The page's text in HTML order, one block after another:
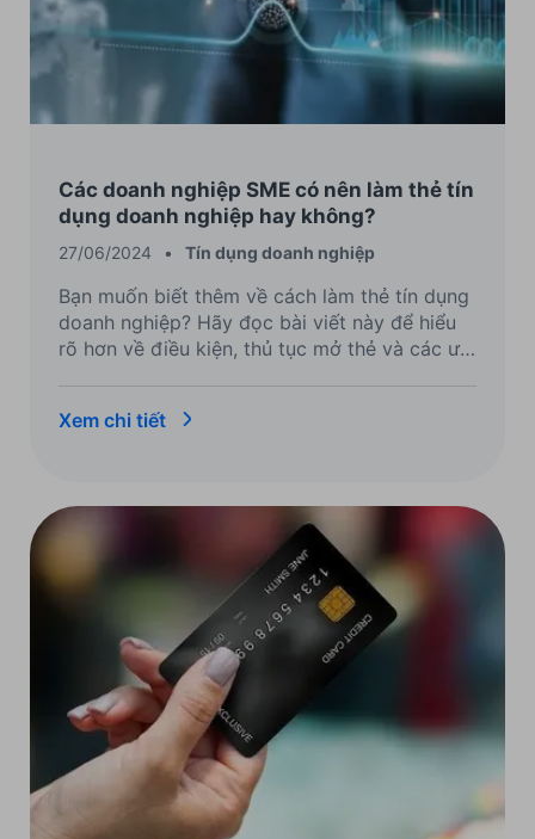
Các doanh nghiệp SME có nên làm thẻ tín
dụng doanh nghiệp hay không?
27/06/2024 • Tín dụng doanh nghiệp
Bạn muốn biết thêm về cách làm thẻ tín dụng
doanh nghiệp? Hãy đọc bài viết này để hiểu
rõ hơn về điều kiện, thủ tục mở thẻ và các ưu
Xem chi tiết